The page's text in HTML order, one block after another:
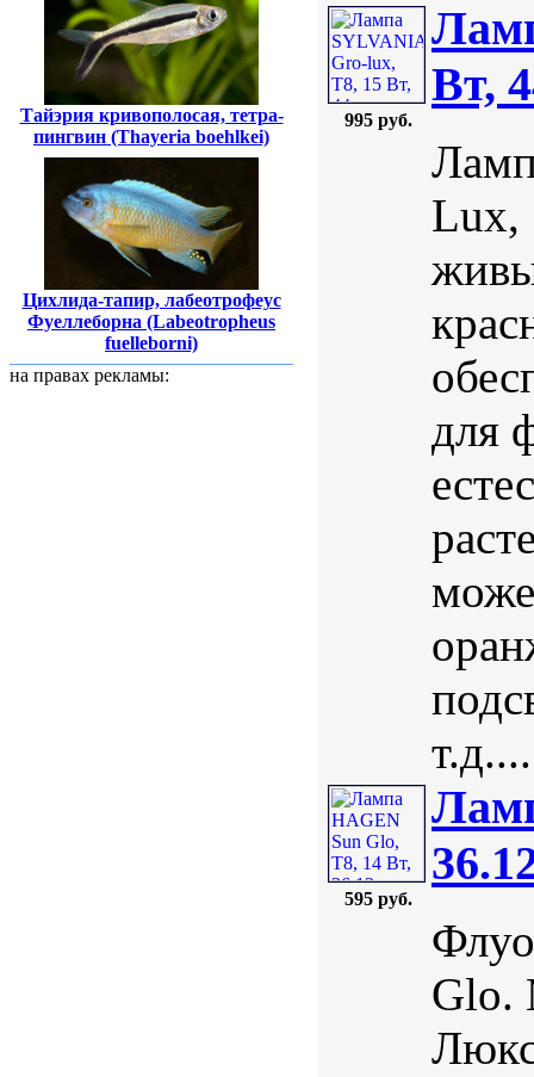
Тайэрия кривополосая, тетра-
пингвин (Thayeria boehlkei)
Цихлида-тапир, лабеотрофеус
Фуеллеборна (Labeotropheus
fuelleborni)
на правах рекламы:
995 руб.
Вт,
Lux,
для
т.д....
595 руб.
Glo.